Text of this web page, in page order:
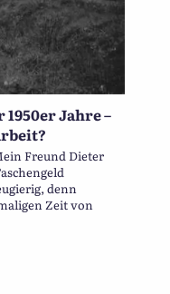
Jahre –
Freund Dieter
denn
Zeit von